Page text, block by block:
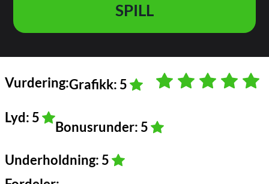
SPILL
Vurdering:Grafikk: 5
Lyd: 5
Bonusrunder: 5
Underholdning: 5